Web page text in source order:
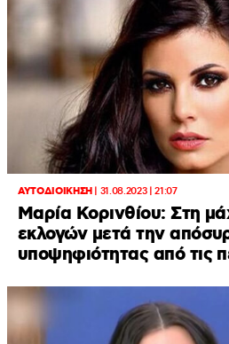
ΑΥΤΟΔΙΟΙΚΗΣΗ| 31.08.2023 | 21:07
Μαρία Κορινθίου: Στη
εκλογών μετά την
υποψηφιότητας από τις